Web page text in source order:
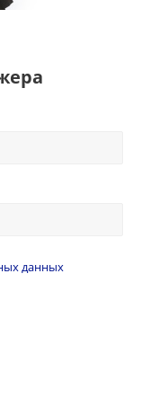
данных